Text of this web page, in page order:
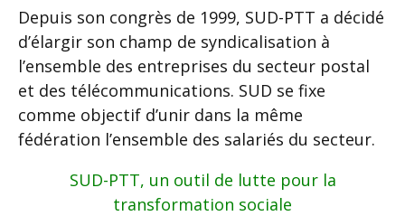
Depuis son congrès de 1999, SUD-PTT a décidé
d’élargir son champ de syndicalisation à
l’ensemble des entreprises du secteur postal
et des télécommunications. SUD se fixe
comme objectif d’unir dans la même
fédération l’ensemble des salariés du secteur.
SUD-PTT, un outil de lutte pour la
transformation sociale